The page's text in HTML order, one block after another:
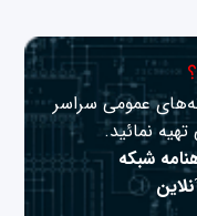
عمومی سراسر
نمائید.
شبکه